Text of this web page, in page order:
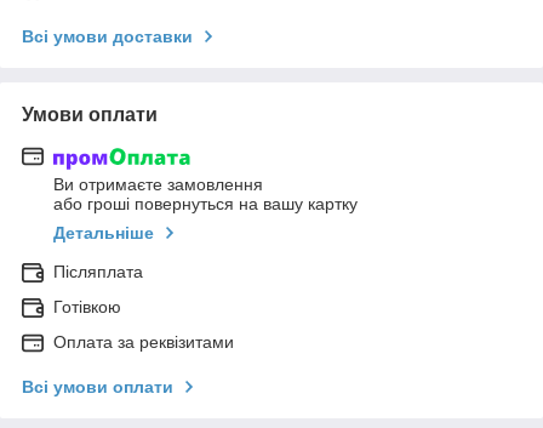
Всі умови доставки
Умови оплати
Ви отримаєте замовлення
або гроші повернуться на вашу картку
Детальніше
Післяплата
Готівкою
Оплата за реквізитами
Всі умови оплати